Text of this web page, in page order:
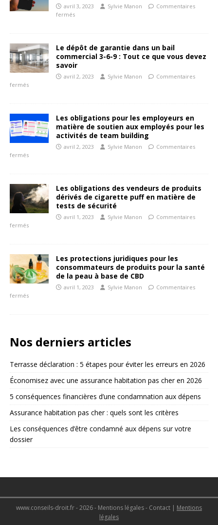
avril 3, 2023 Sylvie Manon
Commentaires
fermés
Le dépôt de garantie dans un bail
commercial 3-6-9 : Tout ce que vous devez
savoir
avril 2, 2023 Sylvie Manon
Commentaires
fermés
Les obligations pour les employeurs en
matière de soutien aux employés pour les
activités de team building
avril 2, 2023 Sylvie Manon
Commentaires
fermés
Les obligations des vendeurs de produits
dérivés de cigarette puff en matière de
tests de sécurité
avril 1, 2023 Sylvie Manon
Commentaires
fermés
Les protections juridiques pour les
consommateurs de produits pour la santé
de la peau à base de CBD
avril 1, 2023 Sylvie Manon
Commentaires
fermés
Nos derniers articles
Terrasse déclaration : 5 étapes pour éviter les erreurs en 2026
Économisez avec une assurance habitation pas cher en 2026
5 conséquences financières d’une condamnation aux dépens
Assurance habitation pas cher : quels sont les critères
Les conséquences d’être condamné aux dépens sur votre
dossier
www.conseils-droit.fr - 2026 - Mentions légales - Contact | Mentions
légales